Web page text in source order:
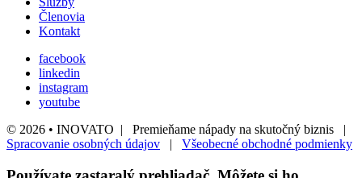
Členovia
Kontakt
facebook
linkedin
instagram
youtube
© 2026 • INOVATO | Premieňame nápady na skutočný biznis |
Spracovanie osobných údajov | Všeobecné obchodné podmienky